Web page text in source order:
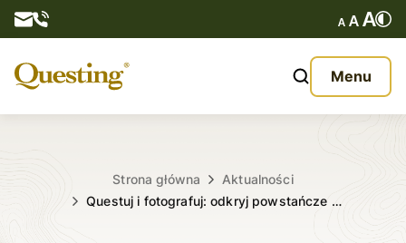
Menu
O nas
Strona główna
Aktualności
Questuj i fotografuj: odkryj powstańcze …